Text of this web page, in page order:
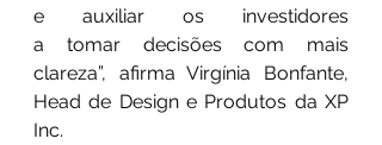
e auxiliar os investidores
a tomar decisões com mais
clareza”, afirma Virgínia Bonfante,
Head de Design e Produtos da XP
Inc.